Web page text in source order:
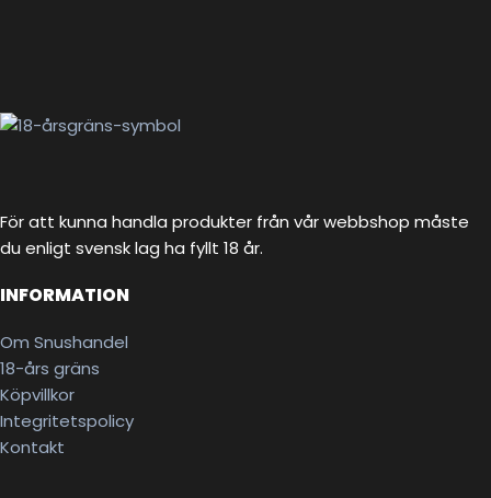
För att kunna handla produkter från vår webbshop måste
du enligt svensk lag ha fyllt 18 år.
INFORMATION
Om Snushandel
18-års gräns
Köpvillkor
Integritetspolicy
Kontakt